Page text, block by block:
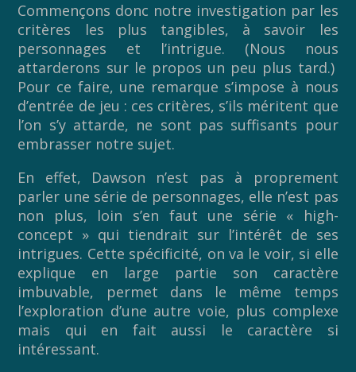
Commençons donc notre investigation par les
critères les plus tangibles, à savoir les
personnages et l’intrigue. (Nous nous
attarderons sur le propos un peu plus tard.)
Pour ce faire, une remarque s’impose à nous
d’entrée de jeu : ces critères, s’ils méritent que
l’on s’y attarde, ne sont pas suffisants pour
embrasser notre sujet.
En effet, Dawson n’est pas à proprement
parler une série de personnages, elle n’est pas
non plus, loin s’en faut une série « high-
concept » qui tiendrait sur l’intérêt de ses
intrigues. Cette spécificité, on va le voir, si elle
explique en large partie son caractère
imbuvable, permet dans le même temps
l’exploration d’une autre voie, plus complexe
mais qui en fait aussi le caractère si
intéressant.